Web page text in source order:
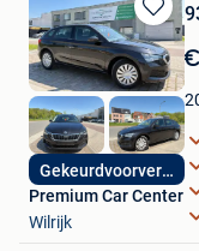
Bewaren
in
Mijn
Gekeurdvoorverkoop
Premium Car Center
Wilrijk